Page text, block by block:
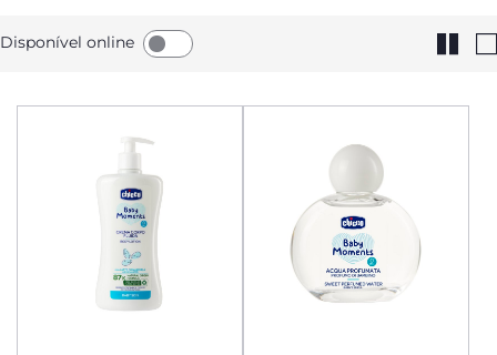
Disponível online